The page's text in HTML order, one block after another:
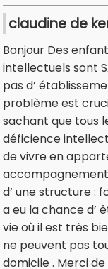
claudine de
Bonjour Des
intellectuels sont
pas d’
problème est
sachant que tous
déficience
de vivre en
d’ une structure :
a eu la chance d’
vie où il est très
ne peuvent pas
domicile . Merci